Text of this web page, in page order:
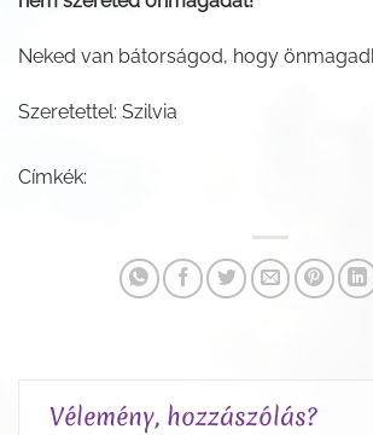
Neked van bátorságod, hogy
Szeretettel: Szilvia
Címkék:
Vélemény, hozzászólás?